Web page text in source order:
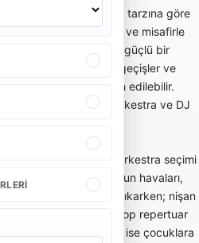
karar etkinliğin tarzına göre
sahne enerjisi ve misafirle
düğün orkestrası daha güçlü bir
dans müziği, modern geçişler ve
isteniyorsa DJ tercih edilebilir.
en iyi sonuç, canlı orkestra ve DJ
organizasyonlarında orkestra seçimi
Kına gecelerinde oyun havaları,
repertuar öne çıkarken; nişan
akustik veya hafif pop repertuar
organizasyonlarında ise çocuklara